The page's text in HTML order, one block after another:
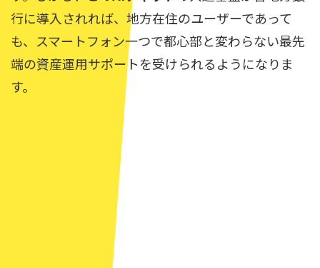
行に導入されれば、地方在住のユーザーであって
も、スマートフォン一つで都心部と変わらない最先
端の資産運用サポートを受けられるようになりま
す。